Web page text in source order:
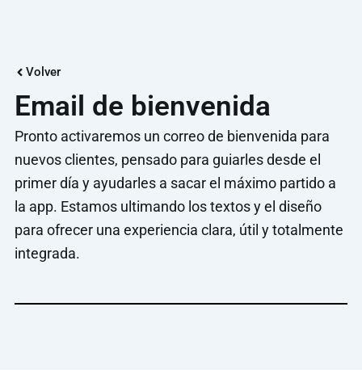
Volver
Email de bienvenida
Pronto activaremos un correo de bienvenida para
nuevos clientes, pensado para guiarles desde el
primer día y ayudarles a sacar el máximo partido a
la app. Estamos ultimando los textos y el diseño
para ofrecer una experiencia clara, útil y totalmente
integrada.